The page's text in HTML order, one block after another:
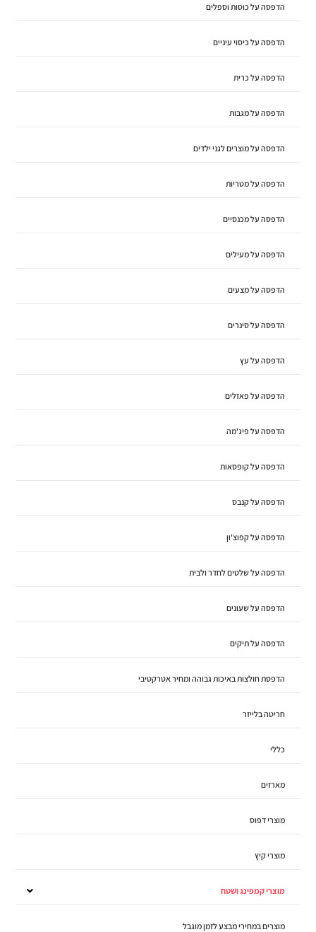
הדפסה על כוסות וספלים
הדפסה על כיסוי עיניים
הדפסה על כרית
הדפסה על מגבות
הדפסה על מוצרים לגני ילדים
הדפסה על מטריות
הדפסה על מכנסיים
הדפסה על מעילים
הדפסה על מצעים
הדפסה על סינרים
הדפסה על עץ
הדפסה על פאזלים
הדפסה על פיג'מה
הדפסה על קופסאות
הדפסה על קנבס
הדפסה על קפוצ'ון
הדפסה על שלטים לחדר ולבית
הדפסה על שעונים
הדפסה על תיקים
הדפסת חולצות באיכות גבוהה ומחיר אטרקטיבי
חריטה בלייזר
כללי
מארזים
מוצרי דפוס
מוצרי קיץ
מוצרי קמפינג ושטח
מוצרים במחירי מבצע לזמן מוגבל